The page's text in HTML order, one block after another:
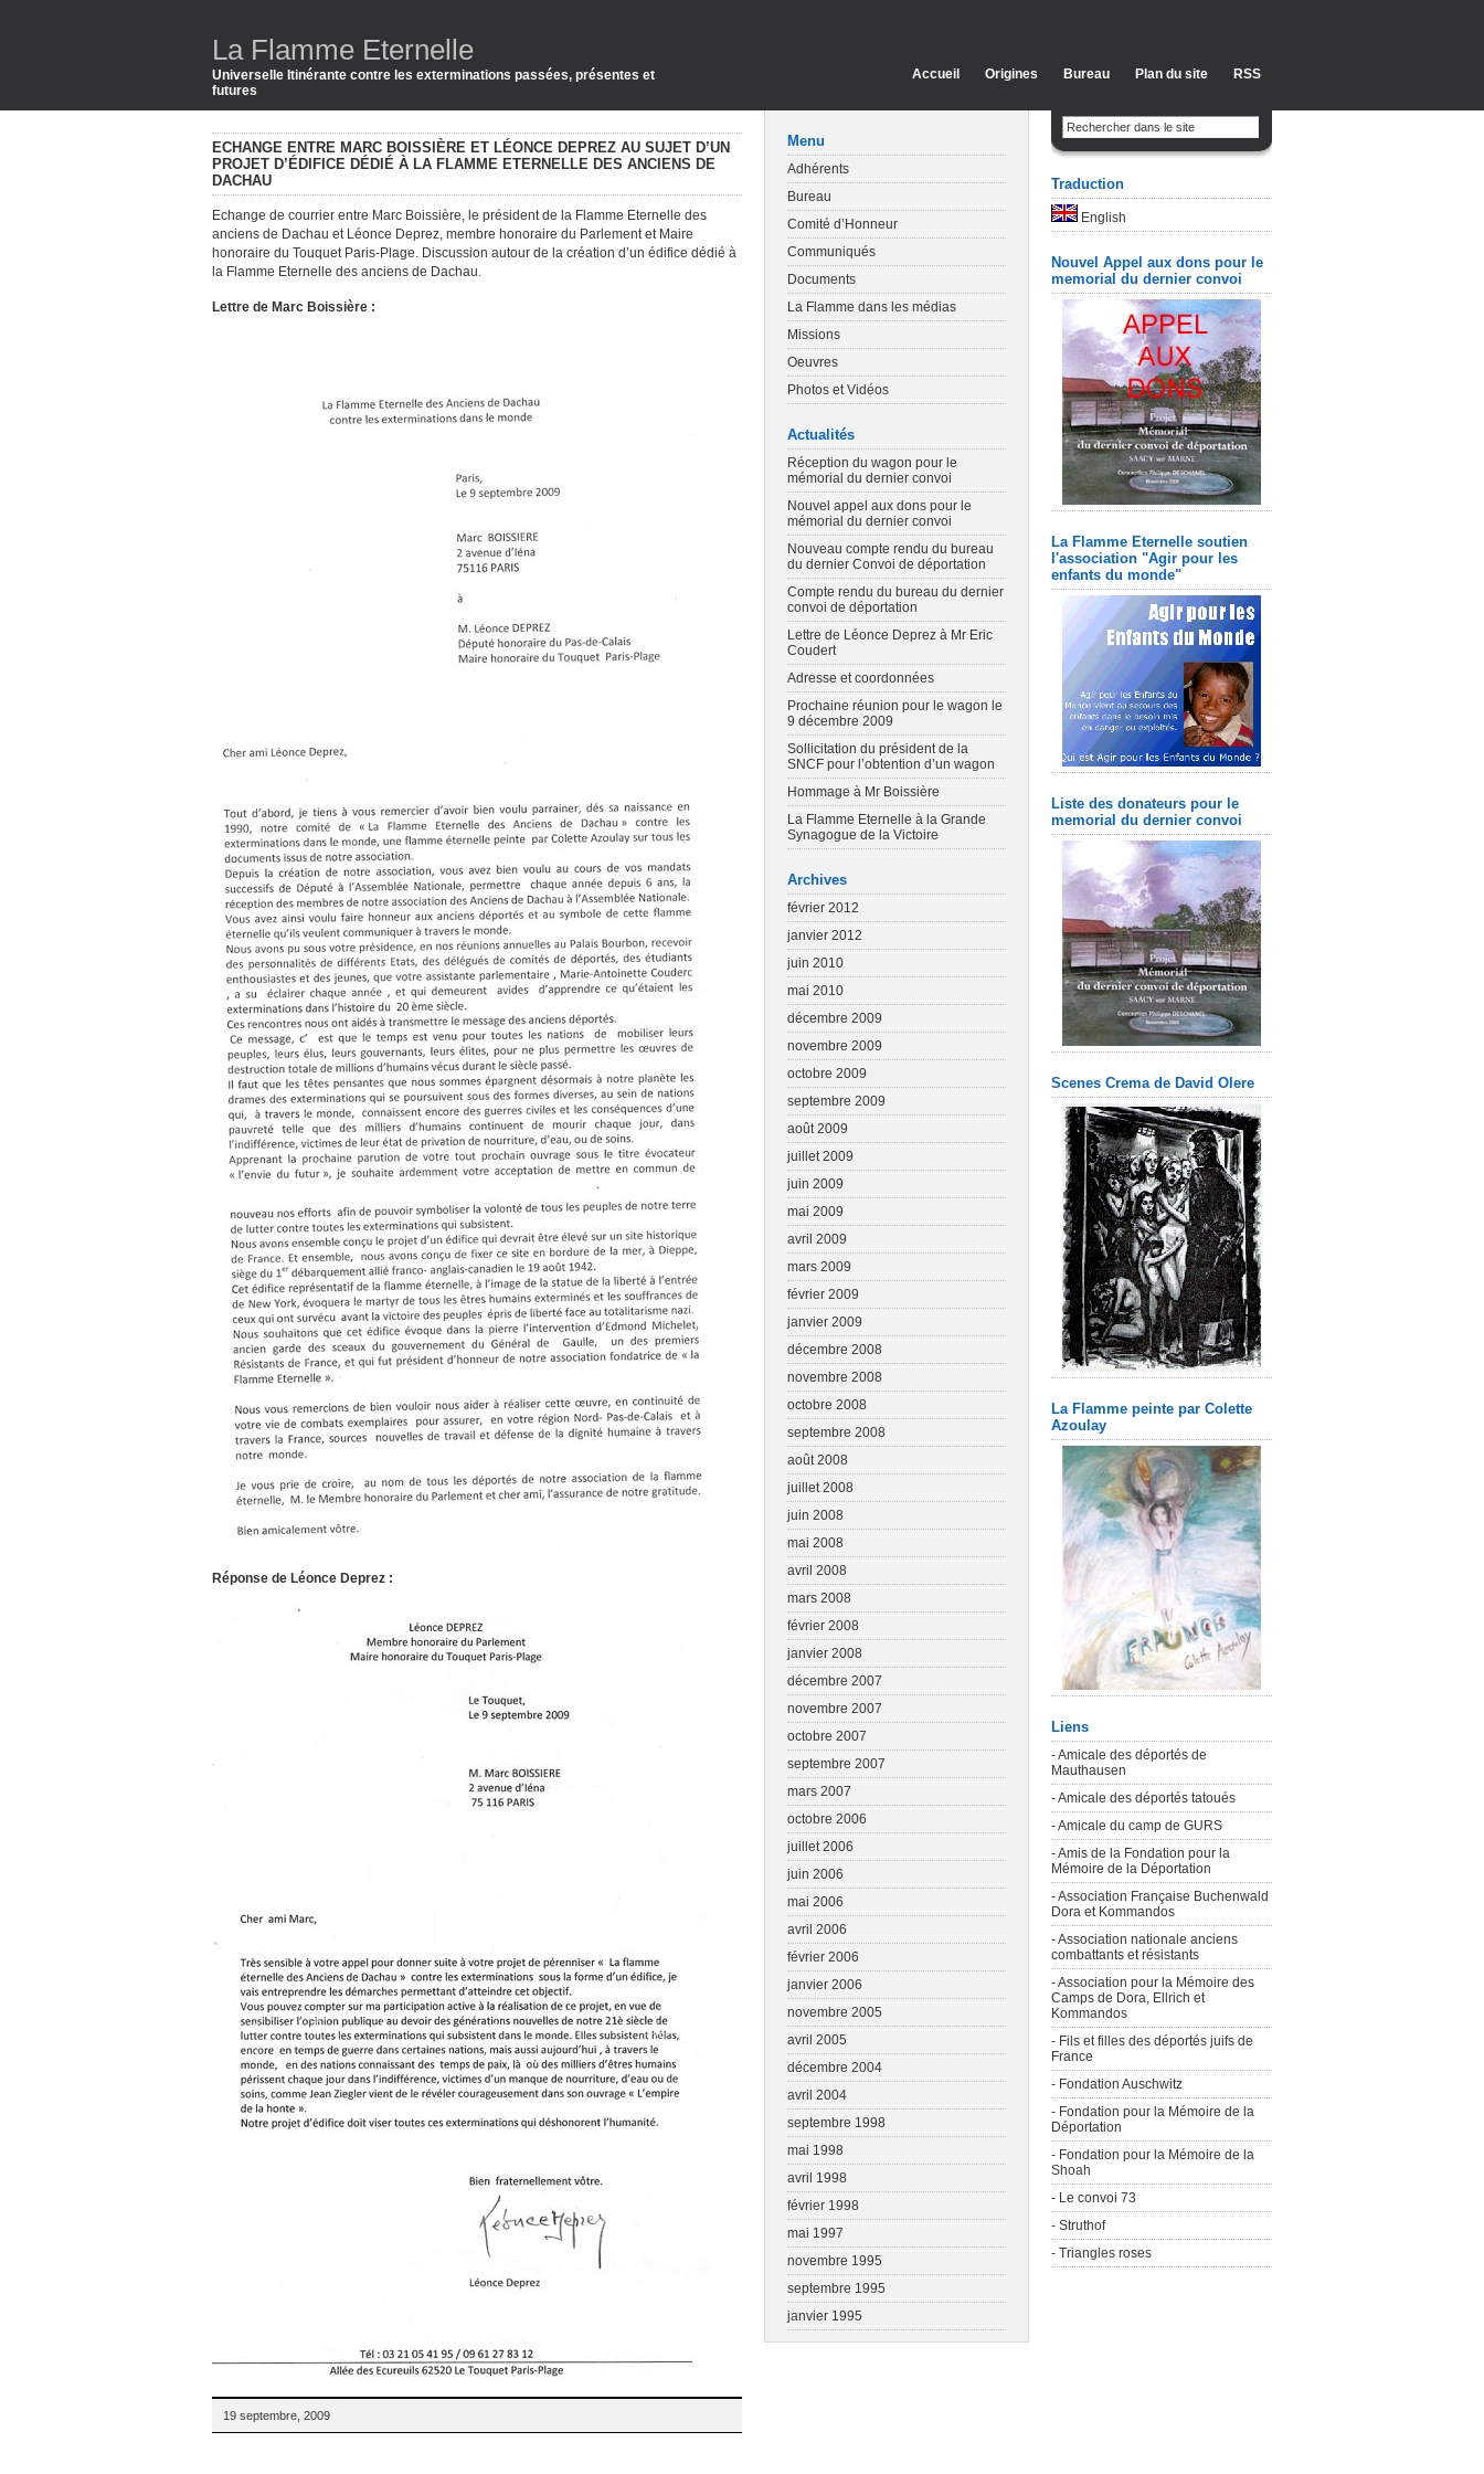
La Flamme Eternelle
Universelle Itinérante contre les exterminations passées, présentes et
futures
Accueil Origines Bureau Plan du site RSS
ECHANGE ENTRE MARC BOISSIÈRE ET LÉONCE DEPREZ AU SUJET D’UN
PROJET D’ÉDIFICE DÉDIÉ À LA FLAMME ETERNELLE DES ANCIENS DE
DACHAU
Echange de courrier entre Marc Boissière, le président de la Flamme Eternelle des
anciens de Dachau et Léonce Deprez, membre honoraire du Parlement et Maire
honoraire du Touquet Paris-Plage. Discussion autour de la création d’un édifice dédié à
la Flamme Eternelle des anciens de Dachau.
Lettre de Marc Boissière :
Réponse de Léonce Deprez :
19 septembre, 2009
Menu
Adhérents
Bureau
Comité d’Honneur
Communiqués
Documents
La Flamme dans les médias
Missions
Oeuvres
Photos et Vidéos
Actualités
Réception du wagon pour le
mémorial du dernier convoi
Nouvel appel aux dons pour le
mémorial du dernier convoi
Nouveau compte rendu du bureau
du dernier Convoi de déportation
Compte rendu du bureau du dernier
convoi de déportation
Lettre de Léonce Deprez à Mr Eric
Coudert
Adresse et coordonnées
Prochaine réunion pour le wagon le
9 décembre 2009
Sollicitation du président de la
SNCF pour l’obtention d’un wagon
Hommage à Mr Boissière
La Flamme Eternelle à la Grande
Synagogue de la Victoire
Archives
février 2012
janvier 2012
juin 2010
mai 2010
décembre 2009
novembre 2009
octobre 2009
septembre 2009
août 2009
juillet 2009
juin 2009
mai 2009
avril 2009
mars 2009
février 2009
janvier 2009
décembre 2008
novembre 2008
octobre 2008
septembre 2008
août 2008
juillet 2008
juin 2008
mai 2008
avril 2008
mars 2008
février 2008
janvier 2008
décembre 2007
novembre 2007
octobre 2007
septembre 2007
mars 2007
octobre 2006
juillet 2006
juin 2006
mai 2006
avril 2006
février 2006
janvier 2006
novembre 2005
avril 2005
décembre 2004
avril 2004
septembre 1998
mai 1998
avril 1998
février 1998
mai 1997
novembre 1995
septembre 1995
janvier 1995
Traduction
English
Nouvel Appel aux dons pour le
memorial du dernier convoi
La Flamme Eternelle soutien
l'association "Agir pour les
enfants du monde"
Liste des donateurs pour le
memorial du dernier convoi
Scenes Crema de David Olere
La Flamme peinte par Colette
Azoulay
Liens
- Amicale des déportés de
Mauthausen
- Amicale des déportés tatoués
- Amicale du camp de GURS
- Amis de la Fondation pour la
Mémoire de la Déportation
- Association Française Buchenwald
Dora et Kommandos
- Association nationale anciens
combattants et résistants
- Association pour la Mémoire des
Camps de Dora, Ellrich et
Kommandos
- Fils et filles des déportés juifs de
France
- Fondation Auschwitz
- Fondation pour la Mémoire de la
Déportation
- Fondation pour la Mémoire de la
Shoah
- Le convoi 73
- Struthof
- Triangles roses